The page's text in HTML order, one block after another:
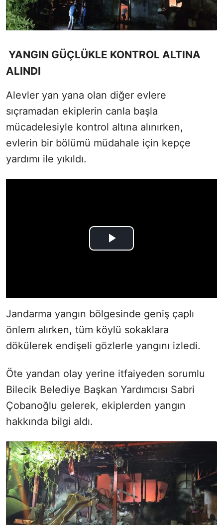
YANGIN GÜÇLÜKLE KONTROL ALTINA
ALINDI
Alevler yan yana olan diğer evlere
sıçramadan ekiplerin canla başla
mücadelesiyle kontrol altına alınırken,
evlerin bir bölümü müdahale için kepçe
yardımı ile yıkıldı.
Jandarma yangın bölgesinde geniş çaplı
önlem alırken, tüm köylü sokaklara
dökülerek endişeli gözlerle yangını izledi.
Öte yandan olay yerine itfaiyeden sorumlu
Bilecik Belediye Başkan Yardımcısı Sabri
Çobanoğlu gelerek, ekiplerden yangın
hakkında bilgi aldı.